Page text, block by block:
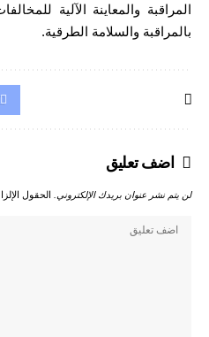
المراقبة والمعاينة الآلية
بالمراقبة والسلامة الطرقية.
اضف تعليق
لن يتم نشر عنوان بريدك الإلكتروني. الحقول